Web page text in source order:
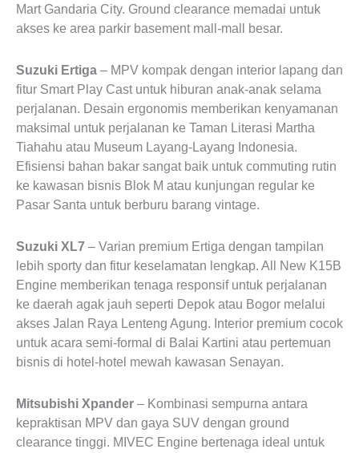
Mart Gandaria City. Ground clearance memadai untuk
akses ke area parkir basement mall-mall besar.
Suzuki Ertiga – MPV kompak dengan interior lapang dan
fitur Smart Play Cast untuk hiburan anak-anak selama
perjalanan. Desain ergonomis memberikan kenyamanan
maksimal untuk perjalanan ke Taman Literasi Martha
Tiahahu atau Museum Layang-Layang Indonesia.
Efisiensi bahan bakar sangat baik untuk commuting rutin
ke kawasan bisnis Blok M atau kunjungan regular ke
Pasar Santa untuk berburu barang vintage.
Suzuki XL7 – Varian premium Ertiga dengan tampilan
lebih sporty dan fitur keselamatan lengkap. All New K15B
Engine memberikan tenaga responsif untuk perjalanan
ke daerah agak jauh seperti Depok atau Bogor melalui
akses Jalan Raya Lenteng Agung. Interior premium cocok
untuk acara semi-formal di Balai Kartini atau pertemuan
bisnis di hotel-hotel mewah kawasan Senayan.
Mitsubishi Xpander – Kombinasi sempurna antara
kepraktisan MPV dan gaya SUV dengan ground
clearance tinggi. MIVEC Engine bertenaga ideal untuk